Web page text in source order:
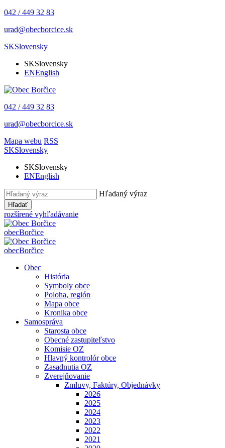
042 / 449 32 83
urad@obecborcice.sk
SKSlovensky
SKSlovensky
ENEnglish
042 / 449 32 83
urad@obecborcice.sk
Mapa webu RSS
SKSlovensky
SKSlovensky
ENEnglish
Hľadaný výraz
Hľadať
rozšírené vyhľadávanie
obecBorčice
obecBorčice
Obec
História
Symboly obce
Poloha, región
Mapa obce
Kronika obce
Samospráva
Starosta obce
Obecné zastupiteľstvo
Komisie OZ
Hlavný kontrolór obce
Zasadnutia OZ
Zverejňovanie
Zmluvy, Faktúry, Objednávky
2026
2025
2024
2023
2022
2021